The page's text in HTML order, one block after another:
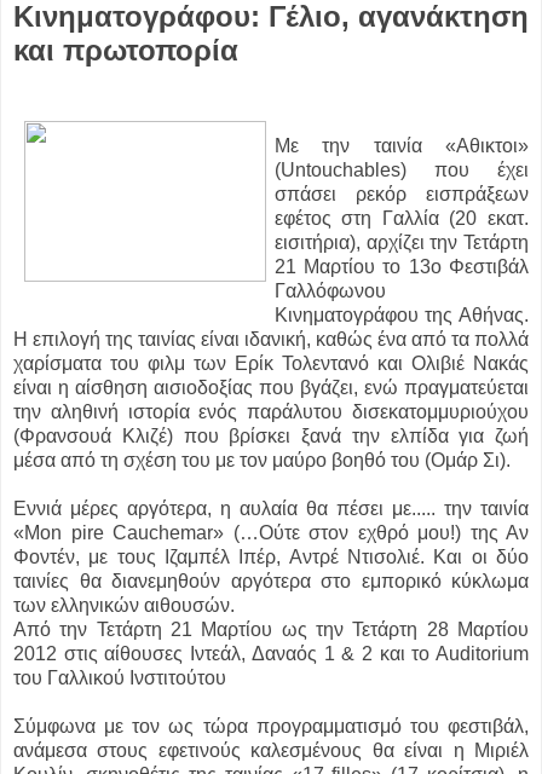
Κινηματογράφου: Γέλιο, αγανάκτηση
και πρωτοπορία
Με την ταινία «Αθικτοι»
(Untouchables) που έχει
σπάσει ρεκόρ εισπράξεων
εφέτος στη Γαλλία (20 εκατ.
εισιτήρια), αρχίζει την Τετάρτη
21 Μαρτίου το 13ο Φεστιβάλ
Γαλλόφωνου
Κινηματογράφου της Αθήνας.
Η επιλογή της ταινίας είναι ιδανική, καθώς ένα από τα πολλά
χαρίσματα του φιλμ των Ερίκ Τολεντανό και Ολιβιέ Νακάς
είναι η αίσθηση αισιοδοξίας που βγάζει, ενώ πραγματεύεται
την αληθινή ιστορία ενός παράλυτου δισεκατομμυριούχου
(Φρανσουά Κλιζέ) που βρίσκει ξανά την ελπίδα για ζωή
μέσα από τη σχέση του με τον μαύρο βοηθό του (Ομάρ Σι).
Εννιά μέρες αργότερα, η αυλαία θα πέσει με..... την ταινία
«Mon pire Cauchemar» (…Ούτε στον εχθρό μου!) της Αν
Φοντέν, με τους Ιζαμπέλ Ιπέρ, Αντρέ Ντισολιέ. Και οι δύο
ταινίες θα διανεμηθούν αργότερα στο εμπορικό κύκλωμα
των ελληνικών αιθουσών.
Από την Τετάρτη 21 Μαρτίου ως την Τετάρτη 28 Μαρτίου
2012 στις αίθουσες Ιντεάλ, Δαναός 1 & 2 και το Αuditorium
του Γαλλικού Ινστιτούτου
Σύμφωνα με τον ως τώρα προγραμματισμό του φεστιβάλ,
ανάμεσα στους εφετινούς καλεσμένους θα είναι η Μιριέλ